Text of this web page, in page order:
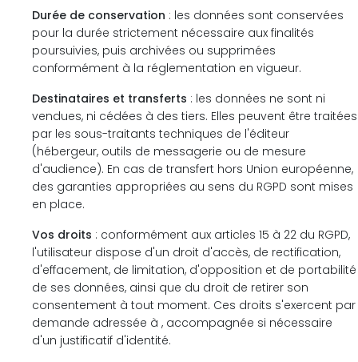
Durée de conservation : les données sont conservées
pour la durée strictement nécessaire aux finalités
poursuivies, puis archivées ou supprimées
conformément à la réglementation en vigueur.
Destinataires et transferts : les données ne sont ni
vendues, ni cédées à des tiers. Elles peuvent être traitées
par les sous-traitants techniques de l'éditeur
(hébergeur, outils de messagerie ou de mesure
d'audience). En cas de transfert hors Union européenne,
des garanties appropriées au sens du RGPD sont mises
en place.
Vos droits : conformément aux articles 15 à 22 du RGPD,
l'utilisateur dispose d'un droit d'accès, de rectification,
d'effacement, de limitation, d'opposition et de portabilité
de ses données, ainsi que du droit de retirer son
consentement à tout moment. Ces droits s'exercent par
demande adressée à , accompagnée si nécessaire
d'un justificatif d'identité.